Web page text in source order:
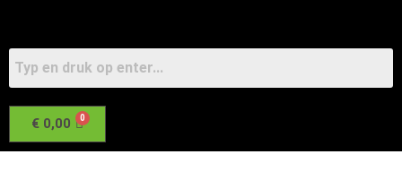
€ 0,00